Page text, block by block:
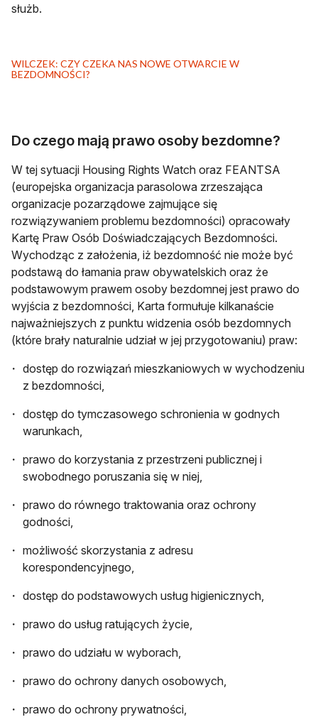
służb.
WILCZEK: CZY CZEKA NAS NOWE OTWARCIE W
BEZDOMNOŚCI?
Do czego mają prawo osoby bezdomne?
W tej sytuacji Housing Rights Watch oraz FEANTSA
(europejska organizacja parasolowa zrzeszająca
organizacje pozarządowe zajmujące się
rozwiązywaniem problemu bezdomności) opracowały
Kartę Praw Osób Doświadczających Bezdomności.
Wychodząc z założenia, iż bezdomność nie może być
podstawą do łamania praw obywatelskich oraz że
podstawowym prawem osoby bezdomnej jest prawo do
wyjścia z bezdomności, Karta formułuje kilkanaście
najważniejszych z punktu widzenia osób bezdomnych
(które brały naturalnie udział w jej przygotowaniu) praw:
dostęp do rozwiązań mieszkaniowych w wychodzeniu
z bezdomności,
dostęp do tymczasowego schronienia w godnych
warunkach,
prawo do korzystania z przestrzeni publicznej i
swobodnego poruszania się w niej,
prawo do równego traktowania oraz ochrony
godności,
możliwość skorzystania z adresu
korespondencyjnego,
dostęp do podstawowych usług higienicznych,
prawo do usług ratujących życie,
prawo do udziału w wyborach,
prawo do ochrony danych osobowych,
prawo do ochrony prywatności,